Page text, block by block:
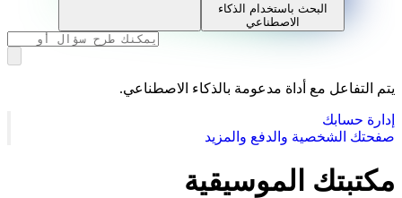
البحث باستخدام الذكاء
الاصطناعي
يتم التفاعل مع أداة مدعومة بالذكاء الاصطناعي.
إدارة حسابك
صفحتك الشخصية والدفع والمزيد
مكتبتك الموسيقية